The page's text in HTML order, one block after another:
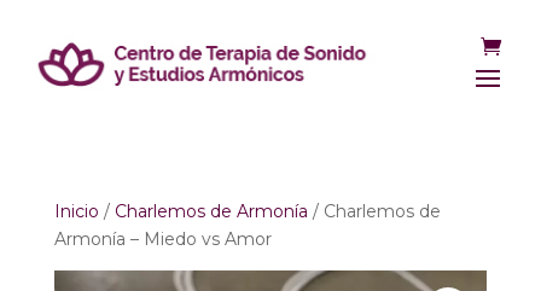
Inicio / Charlemos de Armonía / Charlemos de
Armonía – Miedo vs Amor